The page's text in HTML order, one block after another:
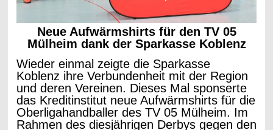
Neue Aufwärmshirts für den TV 05
Mülheim dank der Sparkasse Koblenz
Wieder einmal zeigte die Sparkasse
Koblenz ihre Verbundenheit mit der Region
und deren Vereinen. Dieses Mal sponserte
das Kreditinstitut neue Aufwärmshirts für die
Oberligahandballer des TV 05 Mülheim. Im
Rahmen des diesjährigen Derbys gegen den